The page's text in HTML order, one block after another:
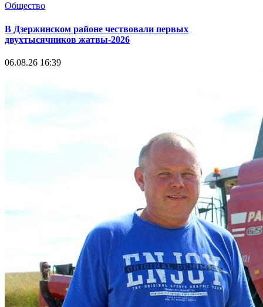
Общество
В Дзержинском районе чествовали первых
двухтысячников жатвы-2026
06.08.26 16:39